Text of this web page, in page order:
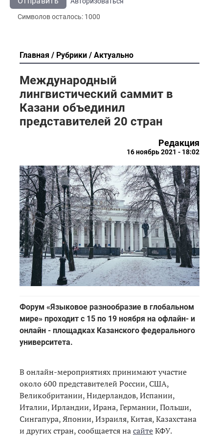
Символов осталось: 1000
Главная Рубрики Актуально
Международный
лингвистический саммит в
Казани объединил
представителей 20 стран
Редакция
16 ноябрь 2021 - 18:02
Форум «Языковое разнообразие в глобальном
мире» проходит с 15 по 19 ноября на офлайн- и
онлайн - площадках Казанского федерального
университета.
В онлайн-мероприятиях принимают участие
около 600 представителей России, США,
Великобритании, Нидерландов, Испании,
Италии, Ирландии, Ирана, Германии, Польши,
Сингапура, Японии, Израиля, Китая, Казахстана
и других стран, сообщается насайтеКФУ.